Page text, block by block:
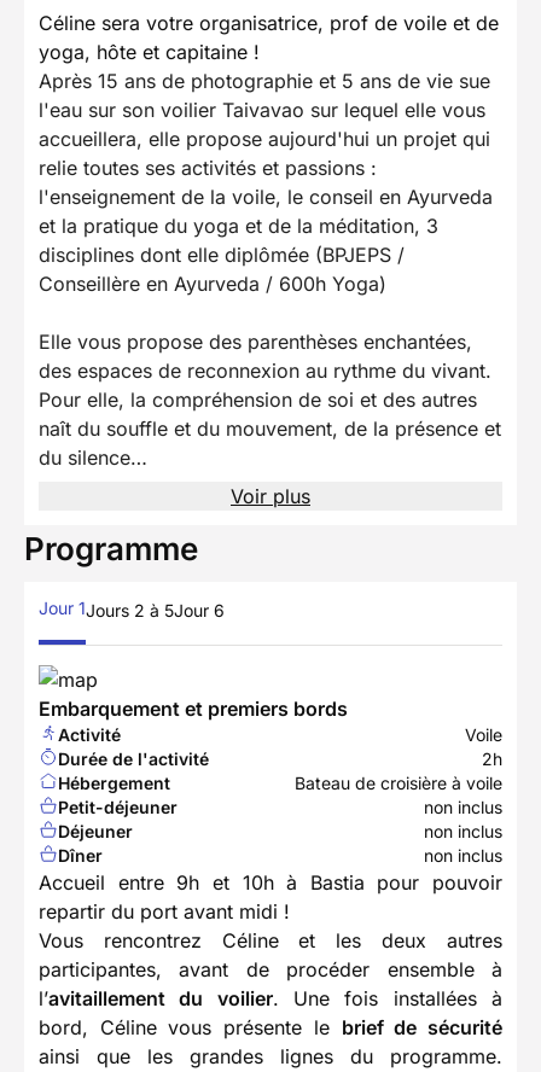
Céline sera votre organisatrice, prof de voile et de
yoga, hôte et capitaine !
Après 15 ans de photographie et 5 ans de vie sue
l'eau sur son voilier Taivavao sur lequel elle vous
accueillera, elle propose aujourd'hui un projet qui
relie toutes ses activités et passions :
l'enseignement de la voile, le conseil en Ayurveda
et la pratique du yoga et de la méditation, 3
disciplines dont elle diplômée (BPJEPS /
Conseillère en Ayurveda / 600h Yoga)
Elle vous propose des parenthèses enchantées,
des espaces de reconnexion au rythme du vivant.
Pour elle, la compréhension de soi et des autres
naît du souffle et du mouvement, de la présence et
du silence…
Voir plus
Programme
Jour 1Jours 2 à 5Jour 6
Embarquement et premiers bords
Activité
Voile
Durée de l'activité
2h
Hébergement
Bateau de croisière à voile
Petit-déjeuner
non inclus
Déjeuner
non inclus
Dîner
non inclus
Accueil entre 9h et 10h à Bastia pour pouvoir
repartir du port avant midi !
Vous rencontrez Céline et les deux autres
participantes, avant de procéder ensemble à
l’avitaillement du voilier. Une fois installées à
bord, Céline vous présente le brief de sécurité
ainsi que les grandes lignes du programme.